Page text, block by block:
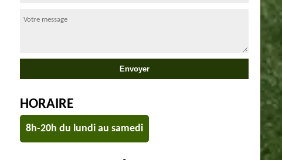
HORAIRE
8h-20h du lundi au samedi